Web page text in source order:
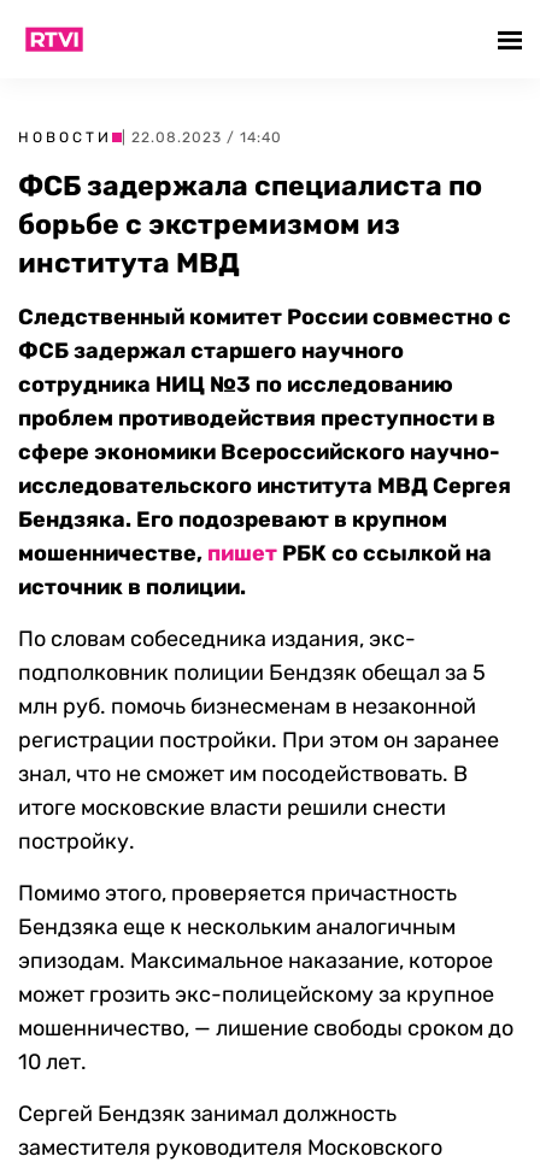
НОВОСТИ | 22.08.2023 / 14:40
ФСБ задержала специалиста по
борьбе с экстремизмом из
института МВД
Следственный комитет России совместно с
ФСБ задержал старшего научного
сотрудника НИЦ №3 по исследованию
проблем противодействия преступности в
сфере экономики Всероссийского научно-
исследовательского института МВД Сергея
Бендзяка. Его подозревают в крупном
мошенничестве, пишет РБК со ссылкой на
источник в полиции.
По словам собеседника издания, экс-
подполковник полиции Бендзяк обещал за 5
млн руб. помочь бизнесменам в незаконной
регистрации постройки. При этом он заранее
знал, что не сможет им посодействовать. В
итоге московские власти решили снести
постройку.
Помимо этого, проверяется причастность
Бендзяка еще к нескольким аналогичным
эпизодам. Максимальное наказание, которое
может грозить экс-полицейскому за крупное
мошенничество, — лишение свободы сроком до
10 лет.
Сергей Бендзяк занимал должность
заместителя руководителя Московского